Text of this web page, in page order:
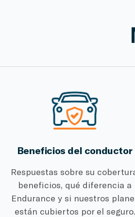
Beneficios del conductor
Respuestas sobre su
beneficios, qué diferencia a
Endurance y si nuestros
están cubiertos por el seguro.